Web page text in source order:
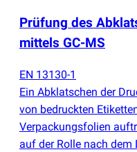
Prüfung des
mittels GC-MS
EN 13130-1
Ein Abklatschen der
von bedruckten
Verpackungsfolien
auf der Rolle nach dem